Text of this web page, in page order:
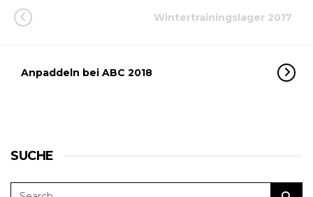
Wintertrainingslager 2017
Anpaddeln bei ABC 2018
SUCHE